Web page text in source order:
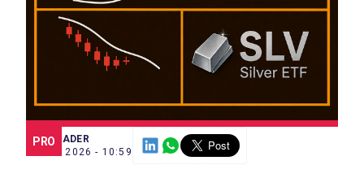
PRO
SCE TRADER
19 MEI 2026 - 10:59